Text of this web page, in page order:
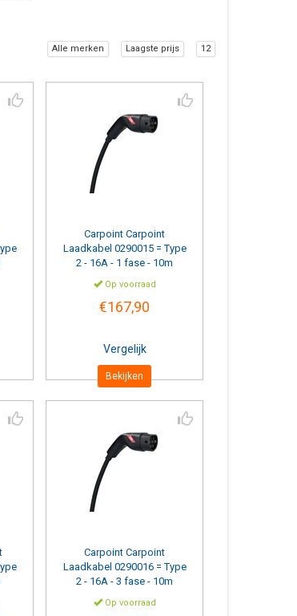
Alle merken Laagste prijs 12
Carpoint Carpoint
Laadkabel 0290015 = Type
2 - 16A - 1 fase - 10m
Op voorraad
€167,90
Vergelijk
Bekijken
Carpoint Carpoint
Laadkabel 0290016 = Type
2 - 16A - 3 fase - 10m
Op voorraad